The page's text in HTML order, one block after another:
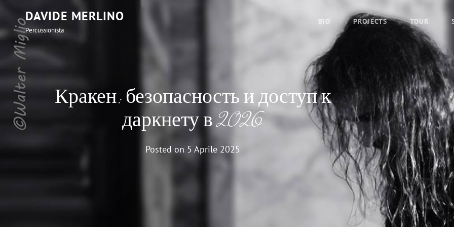
DAVIDE MERLINO
Percussionista
BIO PROJECTS TOUR
Кракен: безопасность и доступ к
даркнету в 2026
Posted on 5 Aprile 2025